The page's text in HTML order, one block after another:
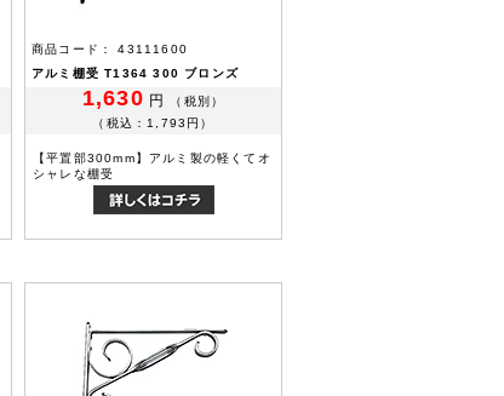
商品コード： 43111600
アルミ棚受 T1364 300 ブロンズ
1,630 円
（税別）
（税込：1,793円）
【平置部300mm】アルミ製の軽くてオ
シャレな棚受